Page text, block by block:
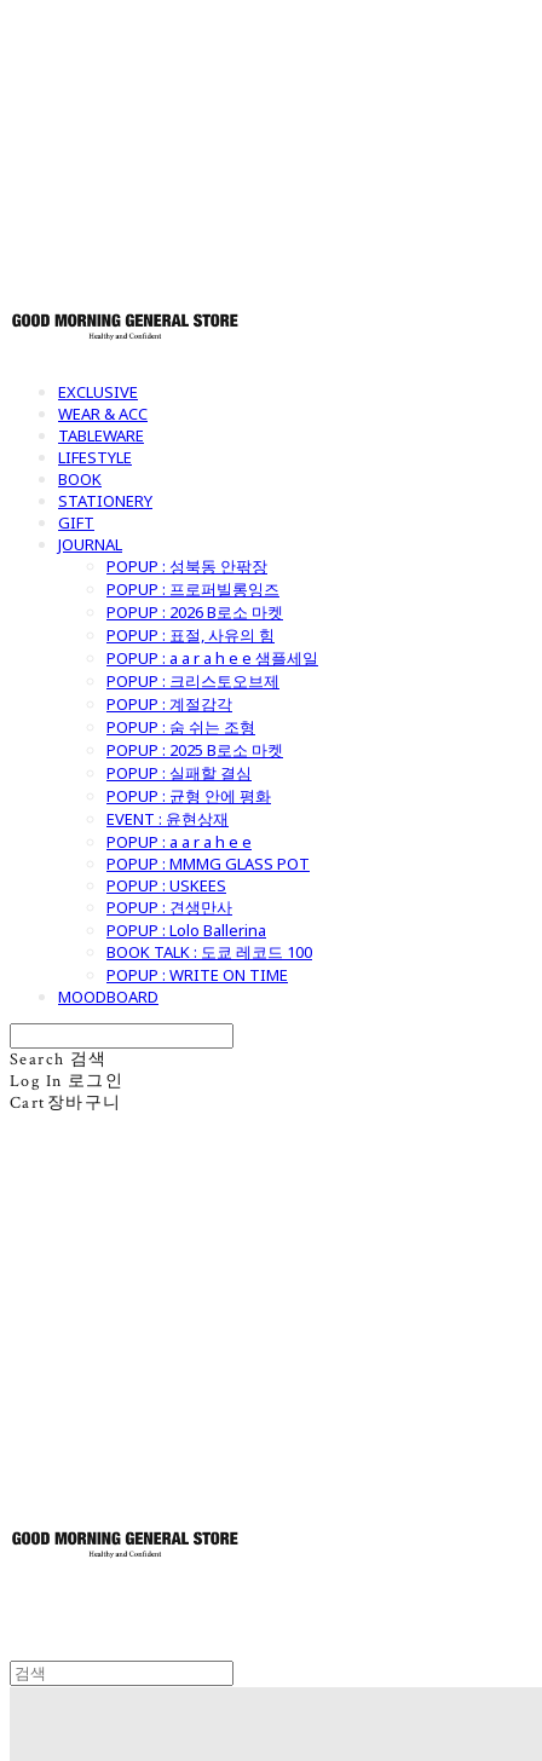
EXCLUSIVE
WEAR & ACC
TABLEWARE
LIFESTYLE
BOOK
STATIONERY
GIFT
JOURNAL
POPUP : 성북동 안팎장
POPUP : 프로퍼빌롱잉즈
POPUP : 2026 B로소 마켓
POPUP : 표절, 사유의 힘
POPUP : a a r a h e e 샘플세일
POPUP : 크리스토오브제
POPUP : 계절감각
POPUP : 숨 쉬는 조형
POPUP : 2025 B로소 마켓
POPUP : 실패할 결심
POPUP : 균형 안에 평화
EVENT : 윤현상재
POPUP : a a r a h e e
POPUP : MMMG GLASS POT
POPUP : USKEES
POPUP : 견생만사
POPUP : Lolo Ballerina
BOOK TALK : 도쿄 레코드 100
POPUP : WRITE ON TIME
MOODBOARD
Search 검색
Log In 로그인
Cart 장바구니